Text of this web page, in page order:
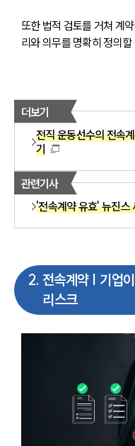
또한 법적 검토를 거쳐 계
리와 의무를 명확히 정의
더보기
전직 운동선수의 전속
기
관련기사
'전속계약 유효' 뉴진스
2. 전속계약 | 기업
리스크